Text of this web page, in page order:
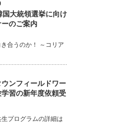
国大統領選挙に向け
のご案内
合うのか！ ～コリア
ウンフィールドワー
学習の新年度依頼受
プログラムの詳細は